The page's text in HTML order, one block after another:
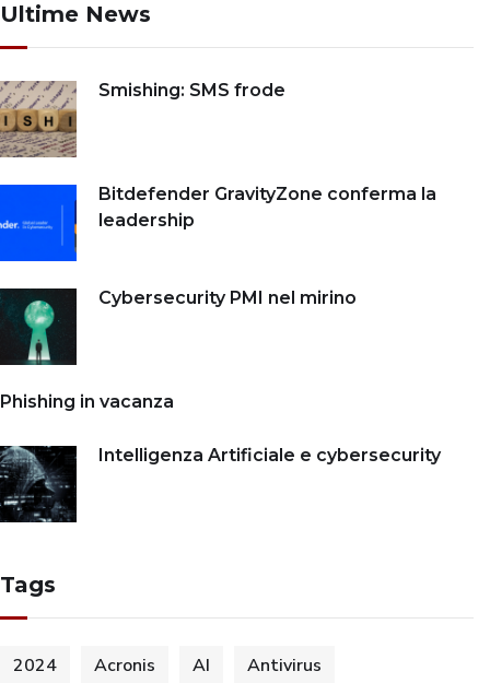
Ultime News
Smishing: SMS frode
Bitdefender GravityZone conferma la
leadership
Cybersecurity PMI nel mirino
Phishing in vacanza
Intelligenza Artificiale e cybersecurity
Tags
2024 Acronis AI Antivirus